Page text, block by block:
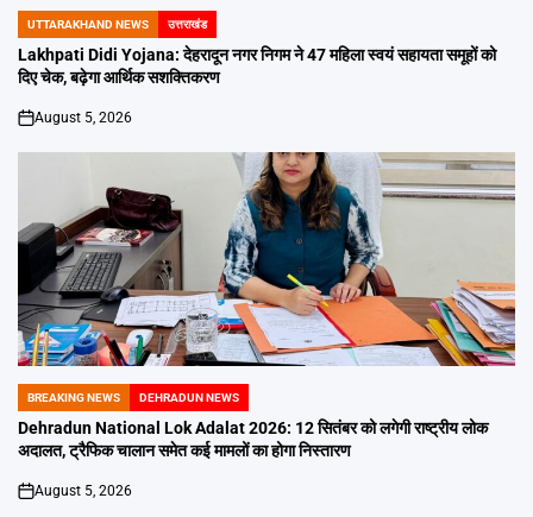
POSTED
IN
UTTARAKHAND NEWS उत्तराखंड
Lakhpati Didi Yojana: देहरादून नगर निगम ने 47 महिला स्वयं सहायता समूहों को
दिए चेक, बढ़ेगा आर्थिक सशक्तिकरण
on
August 5, 2026
POSTED
IN
BREAKING NEWS DEHRADUN NEWS
Dehradun National Lok Adalat 2026: 12 सितंबर को लगेगी राष्ट्रीय लोक
अदालत, ट्रैफिक चालान समेत कई मामलों का होगा निस्तारण
on
August 5, 2026